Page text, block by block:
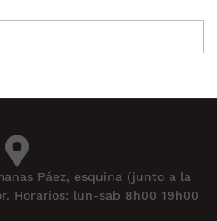
Páez, esquina (junto a la
Horarios: lun-sab 8h00 19h00